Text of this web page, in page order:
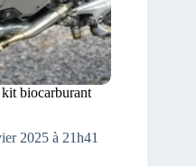
biocarburant
2025 à 21h41